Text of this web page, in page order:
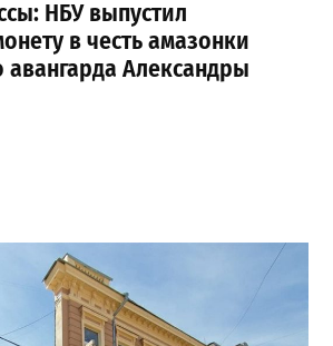
НБУ выпустил
в честь амазонки
авангарда Александры